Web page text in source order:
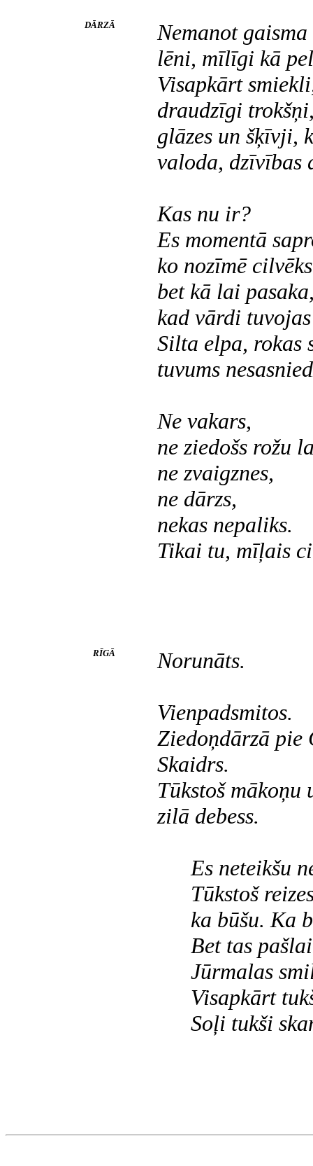
DĀRZĀ
Nemanot gaisma
lēni, mīlīgi kā
Visapkārt
draudzīgi
glāzes un šķīvji,
valoda, dzīvības
Kas nu ir?
Es momentā
ko nozīmē
bet kā lai
kad vārdi
Silta elpa, rokas
tuvums
Ne vakars,
ne ziedošs rožu
ne zvaigznes,
ne dārzs,
nekas nepaliks.
Tikai tu, mīļais
RĪGĀ Norunāts.
Vienpadsmitos.
Ziedoņdārzā pie
Skaidrs.
Tūkstoš mākoņu
zilā debess.
Es neteikšu
Tūkstoš reizes
ka būšu. Ka
Bet tas
Jūrmalas
Visapkārt
Soļi tukši